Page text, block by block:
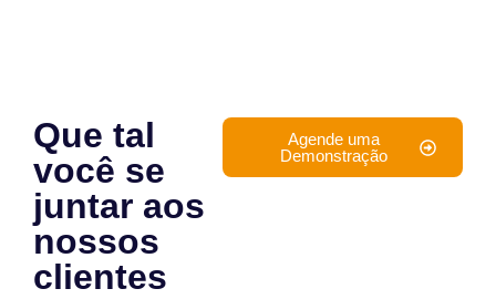
Que tal
você se
juntar aos
nossos
clientes
Agende uma
Demonstração